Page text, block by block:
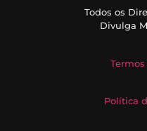
Todos os
Divulga
Política